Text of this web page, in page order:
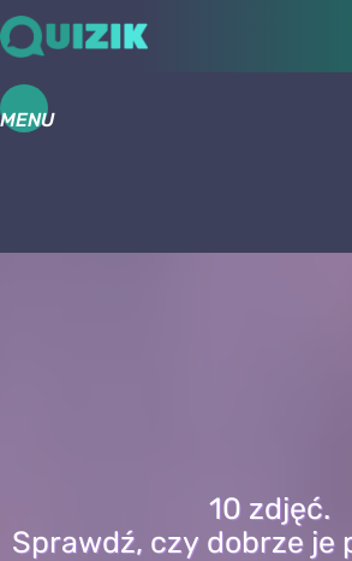
MENU
10 zdjęć.
Sprawdź, czy dobrze je